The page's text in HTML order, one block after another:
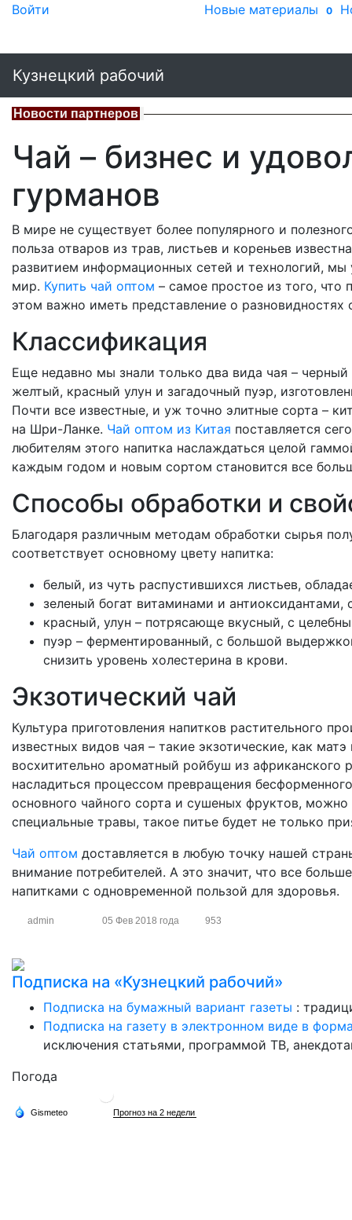
Войти Новые материалы 0
Кузнецкий рабочий
Новости партнеров
Чай – бизнес и
гурманов
В мире не существует более популярного и
польза отваров из трав, листьев и кореньев
развитием информационных сетей и технологий,
мир. Купить чай оптом – самое простое из того, что
этом важно иметь представление о разновидностях
Классификация
Еще недавно мы знали только два вида чая –
желтый, красный улун и загадочный пуэр,
Почти все известные, и уж точно элитные сорта –
на Шри-Ланке. Чай оптом из Китая поставляется
любителям этого напитка наслаждаться целой
каждым годом и новым сортом становится все
Способы обработки и
Благодаря различным методам обработки сырья
соответствует основному цвету напитка:
белый, из чуть распустившихся листьев,
зеленый богат витаминами и
красный, улун – потрясающе вкусный, с
пуэр – ферментированный, с большой
снизить уровень холестерина в крови.
Экзотический чай
Культура приготовления напитков растительного
известных видов чая – такие экзотические, как
восхитительно ароматный ройбуш из африканского
насладиться процессом превращения
основного чайного сорта и сушеных фруктов,
специальные травы, такое питье будет не только
Чай оптом доставляется в любую точку нашей
внимание потребителей. А это значит, что все
напитками с одновременной пользой для здоровья.
admin 05 Фев 2018 года 953
Подписка на «Кузнецкий рабочий»
Подписка на бумажный вариант газеты :
Подписка на газету в электронном виде в
исключения статьями, программой ТВ,
Погода